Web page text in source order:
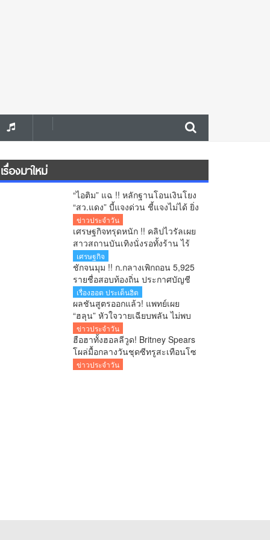
เรื่องมาใหม่
“ไอติม” แฉ !! หลักฐานโอนเงินโยง
“สว.แดง” บี้แจงด่วน ชี้แจงไม่ได้ ยิ่ง
เพิ่มข้อสงสัยคดีเลือก สว.
ข่าวประจำวัน
เศรษฐกิจทรุดหนัก !! คลิปไวรัลเผย
สาวสถานบันเทิงนั่งรอทั้งร้าน ไร้
ลูกค้าเข้าใช้บริการ โซเชียล
สะท้อนกำลังซื้อหดตัว
เศรษฐกิจ
ชักจนมุม !! ก.กลางเพิกถอน 5,925
รายชื่อสอบท้องถิ่น ประกาศบัญชี
ใหม่ 7 ส.ค. ยืนยันพร้อมสู้ทุกคดี
หลังอดีตอธิบดีโดน 6 ข้อหา
เรื่องฮอต ประเด็นฮิต
ผลชันสูตรออกแล้ว! แพทย์เผย
“ฮลุน” หัวใจวายเฉียบพลัน ไม่พบ
ร่องรอยถูกทำร้าย รอผลสารพิษ
ยืนยันอีก 1-2 สัปดาห์
ข่าวประจำวัน
ฮือฮาทั้งฮอลลีวูด! Britney Spears
โผล่มื้อกลางวันชุดซีทรูสะเทือนโซ
เชียล
ข่าวประจำวัน